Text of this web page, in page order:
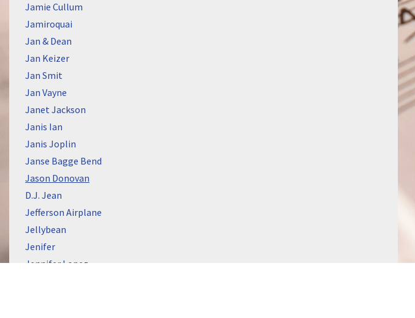
Jamie Cullum
Jamiroquai
Jan & Dean
Jan Keizer
Jan Smit
Jan Vayne
Janet Jackson
Janis Ian
Janis Joplin
Janse Bagge Bend
Jason Donovan
D.J. Jean
Jefferson Airplane
Jellybean
Jenifer
Jennifer Lopez